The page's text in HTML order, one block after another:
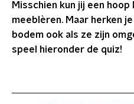
Misschien kun jij een
meeblèren. Maar herken
bodem ook als ze zijn
speel hieronder de quiz!